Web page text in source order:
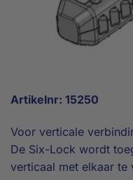
Artikelnr: 15250
Voor verticale
De Six-Lock wordt
verticaal met elkaar te